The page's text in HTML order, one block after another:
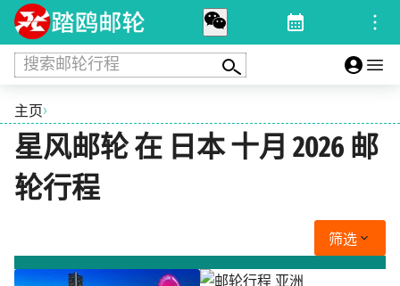
搜索邮轮行程
主页›
星风邮轮 在 日本 十月 2026 邮
轮行程
筛选